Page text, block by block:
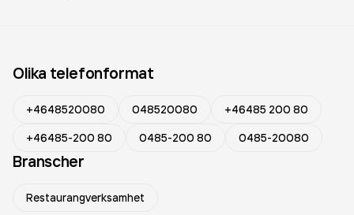
Olika telefonformat
+4648520080 048520080
+46485 200 80
+46485-200 80
0485-200 80 0485-20080
Branscher
Restaurangverksamhet